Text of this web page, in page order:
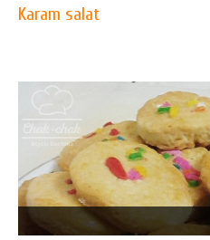
Karam salat